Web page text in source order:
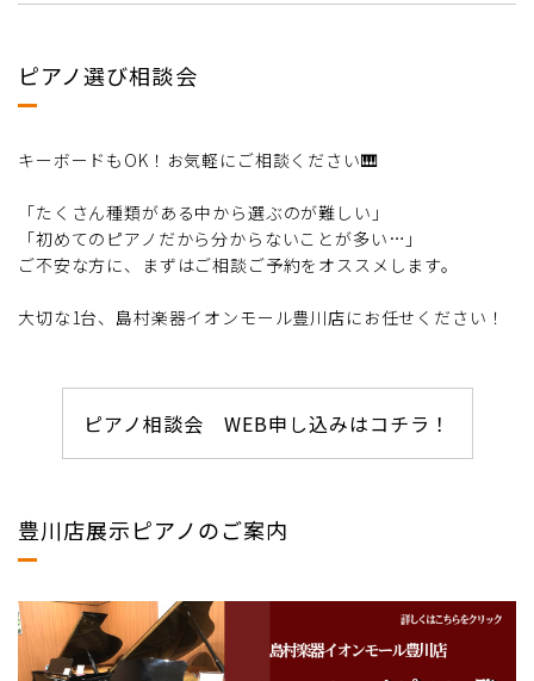
ピアノ選び相談会
キーボードもOK！お気軽にご相談ください🎹
「たくさん種類がある中から選ぶのが難しい」
「初めてのピアノだから分からないことが多い…」
ご不安な方に、まずはご相談ご予約をオススメします。
大切な1台、島村楽器イオンモール豊川店にお任せください！
ピアノ相談会 WEB申し込みはコチラ！
豊川店展示ピアノのご案内